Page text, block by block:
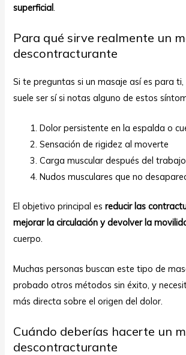
superficial.
Para qué sirve realmente un
descontracturante
Si te preguntas si un masaje así es para
suele ser sí si notas alguno de estos
Dolor persistente en la espalda o
Sensación de rigidez al moverte
Carga muscular después del
Nudos musculares que no
El objetivo principal esreducir las
mejorar la circulación y devolver la
cuerpo.
Muchas personas buscan este tipo de
probado otros métodos sin éxito, y
más directa sobre el origen del dolor.
Cuándo deberías hacerte un
descontracturante